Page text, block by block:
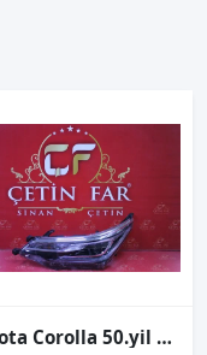
Toyota Corolla 50.yil Led Sol Far Sıfır İthal